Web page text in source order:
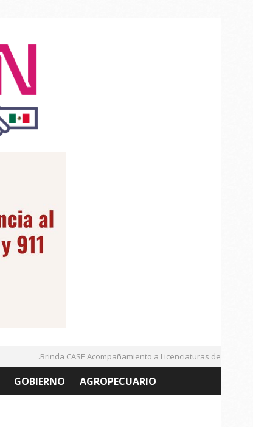
.Brinda CASE Acompañamiento a Licenciaturas de la UAZ
GOBIERNO AGROPECUARIO